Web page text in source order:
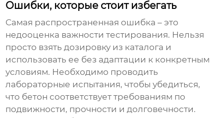
Ошибки, которые стоит избегать
Самая распространенная ошибка – это
недооценка важности тестирования. Нельзя
просто взять дозировку из каталога и
использовать ее без адаптации к конкретным
условиям. Необходимо проводить
лабораторные испытания, чтобы убедиться,
что бетон соответствует требованиям по
подвижности, прочности и долговечности.